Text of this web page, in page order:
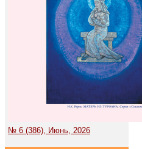
№ 6 (386), Июнь, 2026